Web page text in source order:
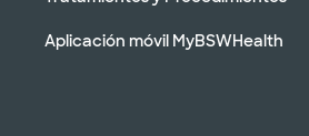
Aplicación móvil MyBSWHealth